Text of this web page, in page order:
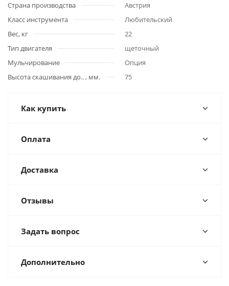
Страна производства
Австрия
Класс инструмента
Любительский
Вес, кг
22
Тип двигателя
щеточный
Мульчирование
Опция
Высота скашивания до.. , мм.
75
Как купить
Оплата
Доставка
Отзывы
Задать вопрос
Дополнительно